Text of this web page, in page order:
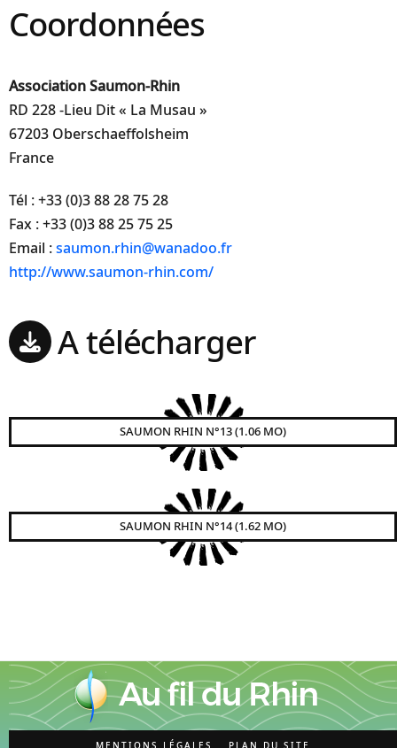
Coordonnées
Association Saumon-Rhin
RD 228 -Lieu Dit « La Musau »
67203 Oberschaeffolsheim
France
Tél : +33 (0)3 88 28 75 28
Fax : +33 (0)3 88 25 75 25
Email :saumon.rhin@wanadoo.fr
http://www.saumon-rhin.com/
A télécharger
SAUMON RHIN N°13 (1.06 MO)
SAUMON RHIN N°14 (1.62 MO)